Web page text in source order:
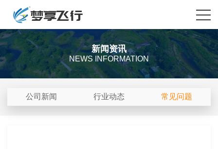
新闻资讯
NEWS INFORMATION
公司新闻 行业动态 常见问题